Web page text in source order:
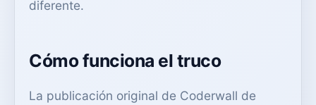
diferente.
Cómo funciona el truco
La publicación original de Coderwall de